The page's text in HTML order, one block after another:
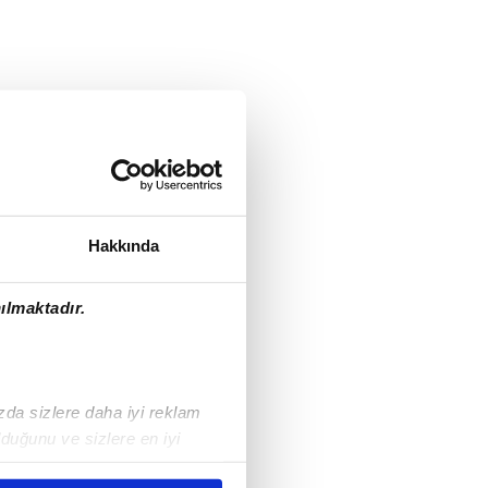
Hakkında
sizlere daha iyi reklam
ve sizlere en iyi